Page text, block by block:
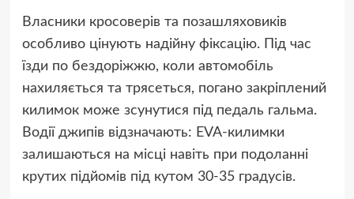
Власники кросоверів та позашляховиків
особливо цінують надійну фіксацію. Під час
їзди по бездоріжжю, коли автомобіль
нахиляється та трясеться, погано закріплений
килимок може зсунутися під педаль гальма.
Водії джипів відзначають: EVA-килимки
залишаються на місці навіть при подоланні
крутих підйомів під кутом 30-35 градусів.